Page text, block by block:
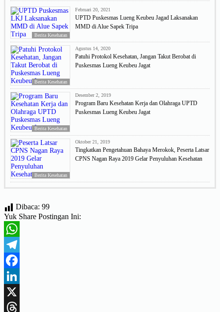
Berita Kesehatan
Februari 20, 2021
UPTD Puskesmas Lueng Keubeu Jagad Laksanakan
MMD di Alue Sapek Tripa
Berita Kesehatan
Agustus 14, 2020
Patuhi Protokol Kesehatan, Jangan Takut Berobat di
Puskesmas Lueng Keubeu Jagat
Berita Kesehatan
Desember 2, 2019
Program Baru Kesehatan Kerja dan Olahraga UPTD
Puskesmas Lueng Keubeu Jagat
Berita Kesehatan
Oktober 21, 2019
Tingkatkan Pengetahuan Bahaya Merokok, Peserta Latsar
CPNS Nagan Raya 2019 Gelar Penyuluhan Kesehatan
Dibaca: 99
Yuk Share Postingan Ini:
WhatsApp
Telegram
Facebook
LinkedIn
X